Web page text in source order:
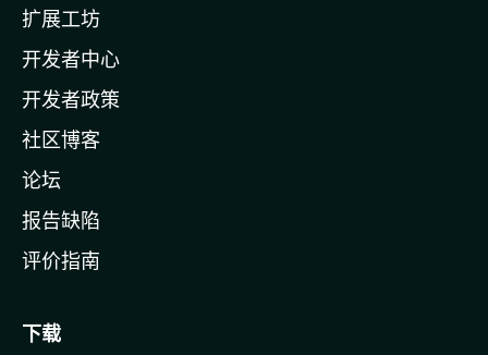
a
主
页
扩展工坊
开发者中心
开发者政策
社区博客
论坛
报告缺陷
评价指南
下载